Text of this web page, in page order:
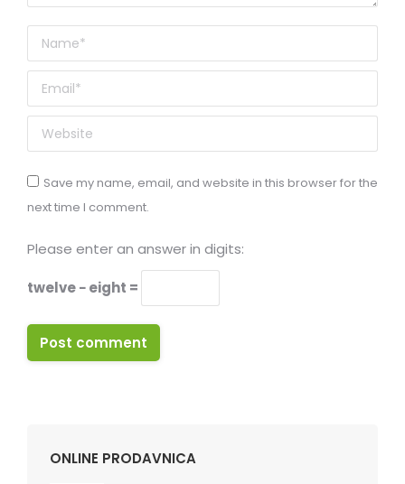
Name *
Email *
Website
Save my name, email, and website in this browser for the
next time I comment.
Please enter an answer in digits:
twelve − eight =
Post comment
ONLINE PRODAVNICA